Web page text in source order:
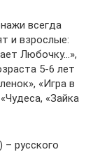
всегда
и взрослые:
Любочку…»,
5-6 лет
«Игра в
«Зайка
– русского